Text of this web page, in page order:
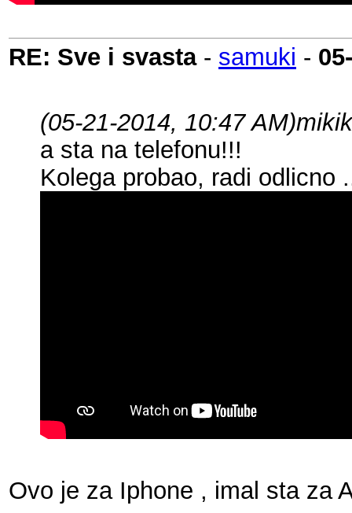
RE: Sve i svasta- samuki -
(05-21-2014, 10:47 AM)
a sta na telefonu!!!
Kolega probao, radi odlicno
Ovo je za Iphone , imal sta za